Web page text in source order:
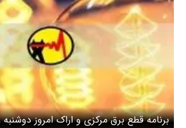
برنامه قطع برق مرکزی و اراک امروز دوشنبه ۸ اردیبهشت ۱۴۰۴